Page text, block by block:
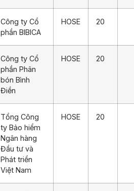
Công ty Cổ
phần BIBICA
HOSE 20
Công ty Cổ
phần Phân
bón Bình
Điền
HOSE 20
Tổng Công
ty Bảo hiểm
Ngân hàng
Đầu tư và
Phát triển
Việt Nam
HOSE 20